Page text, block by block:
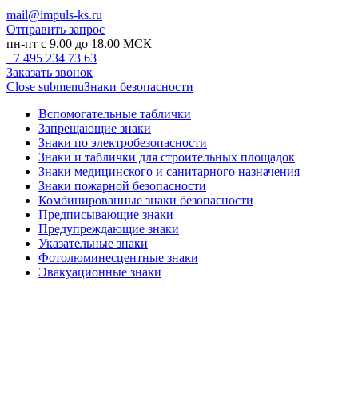
mail@impuls-ks.ru
Отправить запрос
пн-пт с 9.00 до 18.00 МСК
+7 495 234 73 63
Заказать звонок
Close submenuЗнаки безопасности
Вспомогательные таблички
Запрещающие знаки
Знаки по электробезопасности
Знаки и таблички для строительных площадок
Знаки медицинского и санитарного назначения
Знаки пожарной безопасности
Комбинированные знаки безопасности
Предписывающие знаки
Предупреждающие знаки
Указательные знаки
Фотолюминесцентные знаки
Эвакуационные знаки